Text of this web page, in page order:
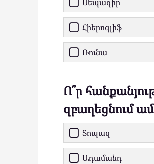
Սեպագիր
Հիերոգլիֆ
Ռունա
Ո՞ր
զբաղեցնում
Տոպազ
Ադամանդ